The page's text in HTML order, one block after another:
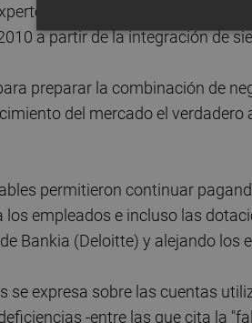
remite continuamente
a partir de la integración de
preparar la combinación de
del mercado el
permitieron continuar
empleados e incluso las
Bankia (Deloitte) y alejando los
se expresa sobre las cuentas
-entre las que cita la